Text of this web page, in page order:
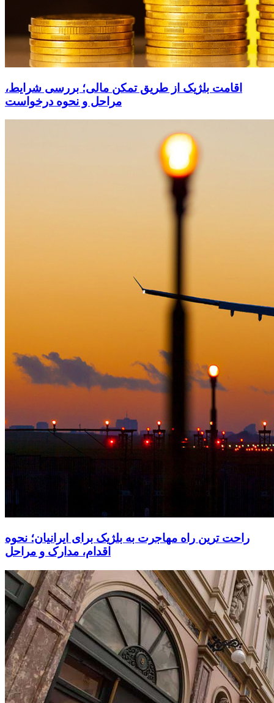
اقامت بلژیک از طریق تمکن مالی؛ بررسی شرایط،
مراحل و نحوه درخواست
راحت ترین راه مهاجرت به بلژیک برای ایرانیان؛ نحوه
اقدام، مدارک و مراحل